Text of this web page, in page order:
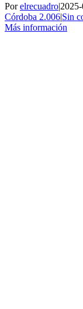
Porelrecuadro|
Córdoba 2.006|Sin
Más información